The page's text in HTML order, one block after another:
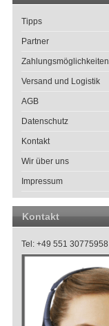
Tipps
Partner
Zahlungsmöglichkeiten
Versand und Logistik
AGB
Datenschutz
Kontakt
Wir über uns
Impressum
Kontakt
Tel: +49 551 30775958